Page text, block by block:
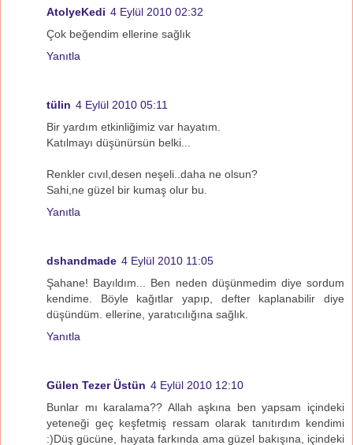
AtolyeKedi 4 Eylül 2010 02:32
Çok beğendim ellerine sağlık
Yanıtla
tülin 4 Eylül 2010 05:11
Bir yardım etkinliğimiz var hayatım.
Katılmayı düşünürsün belki...
Renkler cıvıl,desen neşeli..daha ne olsun?
Sahi,ne güzel bir kumaş olur bu.
Yanıtla
dshandmade 4 Eylül 2010 11:05
Şahane! Bayıldım... Ben neden düşünmedim diye sordum
kendime. Böyle kağıtlar yapıp, defter kaplanabilir diye
düşündüm. ellerine, yaratıcılığına sağlık.
Yanıtla
Gülen Tezer Üstün 4 Eylül 2010 12:10
Bunlar mı karalama?? Allah aşkına ben yapsam içindeki
yeteneği geç keşfetmiş ressam olarak tanıtırdım kendimi
:)Düş gücüne, hayata farkında ama güzel bakışına, içindeki